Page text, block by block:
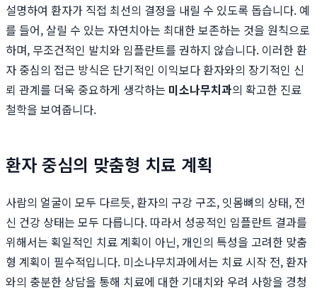
설명하여 환자가 직접 최선의 결정을 내릴 수 있도록 돕습니다. 예
를 들어, 살릴 수 있는 자연치아는 최대한 보존하는 것을 원칙으로
하며, 무조건적인 발치와 임플란트를 권하지 않습니다. 이러한 환
자 중심의 접근 방식은 단기적인 이익보다 환자와의 장기적인 신
뢰 관계를 더욱 중요하게 생각하는 미소나무치과의 확고한 진료
철학을 보여줍니다.
환자 중심의 맞춤형 치료 계획
사람의 얼굴이 모두 다르듯, 환자의 구강 구조, 잇몸뼈의 상태, 전
신 건강 상태는 모두 다릅니다. 따라서 성공적인 임플란트 결과를
위해서는 획일적인 치료 계획이 아닌, 개인의 특성을 고려한 맞춤
형 계획이 필수적입니다. 미소나무치과에서는 치료 시작 전, 환자
와의 충분한 상담을 통해 치료에 대한 기대치와 우려 사항을 경청